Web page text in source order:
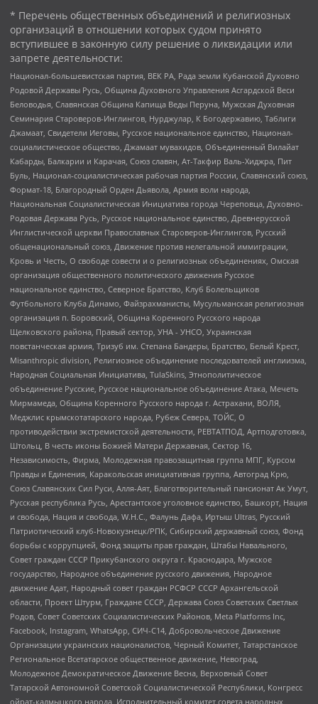
* Перечень общественных объединений и религиозных
организаций в отношении которых судом принято
вступившее в законную силу решение о ликвидации или
запрете деятельности:
Национал-большевистская партия, ВЕК РА, Рада земли Кубанской Духовно
Родовой Державы Русь, Община Духовного Управления Асгардской Веси
Беловодья, Славянская Община Капища Веды Перуна, Мужская Духовная
Семинария Староверов-Инглингов, Нурджулар, К Богодержавию, Таблиги
Джамаат, Свидетели Иеговы, Русское национальное единство, Национал-
социалистическое общество, Джамаат мувахидов, Объединенный Вилайат
Кабарды, Балкарии и Карачая, Союз славян, Ат-Такфир Валь-Хиджра, Пит
Буль, Национал-социалистическая рабочая партия России, Славянский союз,
Формат-18, Благородный Орден Дьявола, Армия воли народа,
Национальная Социалистическая Инициатива города Череповца, Духовно-
Родовая Держава Русь, Русское национальное единство, Древнерусской
Инглистической церкви Православных Староверов-Инглингов, Русский
общенациональный союз, Движение против нелегальной иммиграции,
Кровь и Честь, О свободе совести и о религиозных объединениях, Омская
организация общественного политического движения Русское
национальное единство, Северное Братство, Клуб Болельщиков
Футбольного Клуба Динамо, Файзрахманисты, Мусульманская религиозная
организация п. Боровский, Община Коренного Русского народа
Щелковского района, Правый сектор, УНА - УНСО, Украинская
повстанческая армия, Тризуб им. Степана Бандеры, Братство, Белый Крест,
Misanthropic division, Религиозное объединение последователей инглиизма,
Народная Социальная Инициатива, TulaSkins, Этнополитическое
объединение Русские, Русское национальное объединение Атака, Мечеть
Мирмамеда, Община Коренного Русского народа г. Астрахани, ВОЛЯ,
Меджлис крымскотатарского народа, Рубеж Севера, ТОЙС, О
противодействии экстремистской деятельности, РЕВТАТПОД, Артподготовка,
Штольц, В честь иконы Божией Матери Державная, Сектор 16,
Независимость, Фирма, Молодежная правозащитная группа МПГ, Курсом
Правды и Единения, Каракольская инициативная группа, Автоград Крю,
Союз Славянских Сил Руси, Алля-Аят, Благотворительный пансионат Ак Умут,
Русская республика Русь, Арестантское уголовное единство, Башкорт, Нация
и свобода, Нация и свобода, W.H.С., Фалунь Дафа, Иртыш Ultras, Русский
Патриотический клуб-Новокузнецк/РПК, Сибирский державный союз, Фонд
борьбы с коррупцией, Фонд защиты прав граждан, Штабы Навального,
Совет граждан СССР Прикубанского округа г. Краснодара, Мужское
государство, Народное объединение русского движения, Народное
движение Адат, Народный совет граждан РСФСР СССР Архангельской
области, Проект Штурм, Граждане СССР, Держава Союз Советских Светлых
Родов, Совет Советских Социалистических Районов, Meta Platforms Inc,
Facebook, Instagram, WhatsApp, СИЧ-С14, Добровольческое Движение
Организации украинских националистов, Черный Комитет, Татарстанское
Региональное Всетатарское общественное движение, Невоград,
Молодежное Демократическое Движение Весна, Верховный Совет
Татарской Автономной Советской Социалистической Республики, Конгресс
ойрат-калмыцкого народа, Исполнительный комитет совета народных